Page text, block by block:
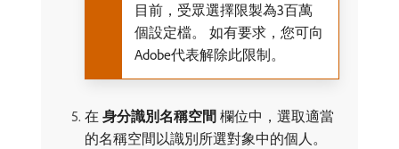
目前，受眾選擇限製為3百萬
個設定檔。 如有要求，您可向
Adobe代表解除此限制。
在​ 身分識別名稱空間 ​欄位中，選取適當
的名稱空間以識別所選對象中的個人。